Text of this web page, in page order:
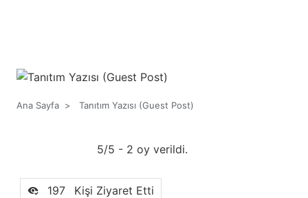
Ana Sayfa > Tanıtım Yazısı (Guest Post)
5/5 - 2 oy verildi.
197 Kişi Ziyaret Etti